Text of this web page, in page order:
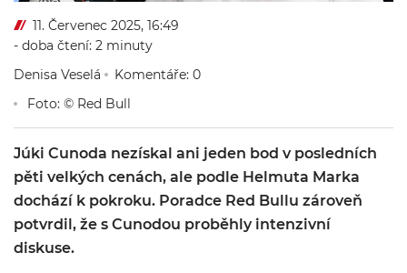
11. Červenec 2025, 16:49
- doba čtení: 2 minuty
Denisa Veselá
Komentáře: 0
Foto: © Red Bull
Júki Cunoda nezískal ani jeden bod v posledních
pěti velkých cenách, ale podle Helmuta Marka
dochází k pokroku. Poradce Red Bullu zároveň
potvrdil, že s Cunodou proběhly intenzivní
diskuse.